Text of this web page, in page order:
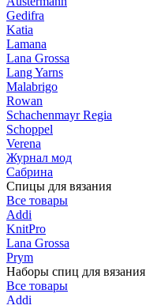
Gedifra
Katia
Lamana
Lana Grossa
Lang Yarns
Malabrigo
Rowan
Schachenmayr Regia
Schoppel
Verena
Журнал мод
Сабрина
Спицы для вязания
Все товары
Addi
KnitPro
Lana Grossa
Prym
Наборы спиц для вязания
Все товары
Addi